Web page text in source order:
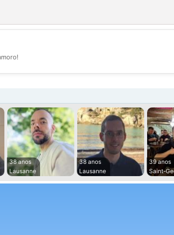
💕
38 anos
Lausanne
38 anos
Lausanne
39 anos
Saint-